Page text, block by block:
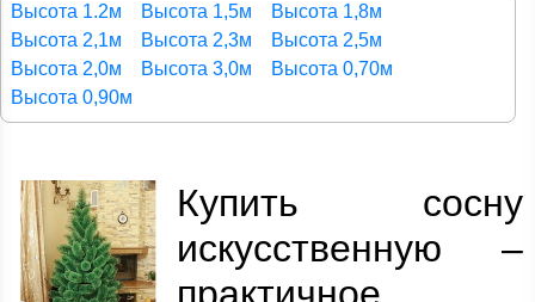
Высота 1.2м Высота 1,5м
Высота 1,8м
Высота 2,1м
Высота 2,3м
Высота 2,5м
Высота 2,0м
Высота 3,0м
Высота 0,70м
Высота 0,90м
Купить сосну
искусственную –